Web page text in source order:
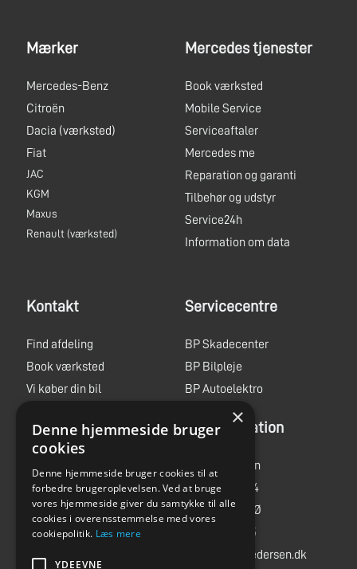
Mærker
Mercedes-Benz
Citroën
Dacia (værksted)
Fiat
JAC
KGM
Maxus
Renault (værksted)
Mercedes tjenester
Book værksted
Mobile Service
Serviceaftaler
Mercedes me
Reparation og garanti
Tilbehør og udstyr
Service24h
Information om data
Kontakt
Find afdeling
Book værksted
Vi køber din bil
Jobs
MC ture
Servicecentre
BP Skadecenter
BP Bilpleje
BP Autoelektro
Administration
Bent Pedersen
Storegade 244
6705 Esbjerg Ø
75 14 03 55
info@bent-pedersen.dk
×
Denne hjemmeside bruger
cookies
Denne hjemmeside bruger cookies til at
forbedre brugeroplevelsen. Ved at bruge
vores hjemmeside giver du samtykke til alle
cookies i overensstemmelse med vores
cookiepolitik. Læs mere
YDEEVNE